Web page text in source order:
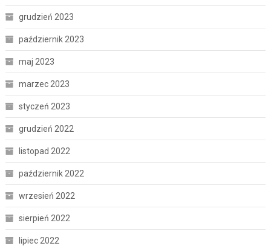
grudzień 2023
październik 2023
maj 2023
marzec 2023
styczeń 2023
grudzień 2022
listopad 2022
październik 2022
wrzesień 2022
sierpień 2022
lipiec 2022